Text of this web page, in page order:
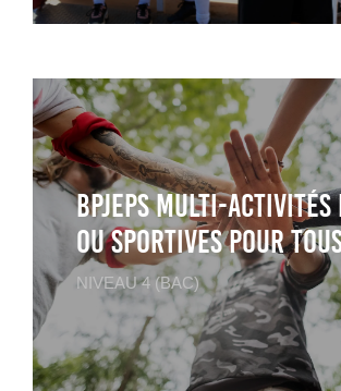
BPJEPS Multi-Activités
ou Sportives pour tous
NIVEAU 4 (BAC)